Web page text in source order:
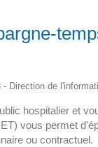
Direction de
hospitalier et
vous permet
ou contractuel.